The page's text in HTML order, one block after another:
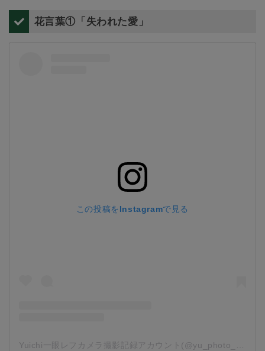
花言葉①「失われた愛」
この投稿をInstagramで見る
Yuichi一眼レフカメラ撮影記録アカウント(@yu_photo_active)がシェアした投稿